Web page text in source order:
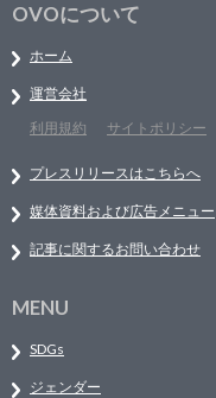
OVOについて
ホーム
運営会社
利用規約
サイトポリシー
プレスリリースはこちらへ
媒体資料および広告メニュー
記事に関するお問い合わせ
MENU
SDGs
ジェンダー